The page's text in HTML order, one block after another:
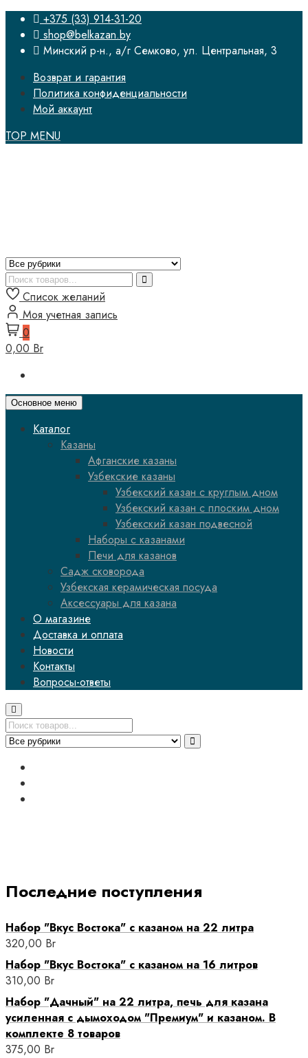
+375 (33) 914-31-20
shop@belkazan.by
Минский р-н., а/г Семково, ул. Центральная, 3
Возврат и гарантия
Политика конфиденциальности
Мой аккаунт
TOP MENU
Список желаний
Моя учетная запись
0
0,00 Br
Основное меню
Каталог
Казаны
Афганские казаны
Узбекские казаны
Узбекский казан с круглым дном
Узбекский казан с плоским дном
Узбекский казан подвесной
Наборы с казанами
Печи для казанов
Садж сковорода
Узбекская керамическая посуда
Аксессуары для казана
О магазине
Доставка и оплата
Новости
Контакты
Вопросы-ответы
Последние поступления
Набор "Вкус Востока" с казаном на 22 литра
320,00 Br
Набор "Вкус Востока" с казаном на 16 литров
310,00 Br
Набор "Дачный" на 22 литра, печь для казана
усиленная с дымоходом "Премиум" и казаном. В
комплекте 8 товаров
375,00 Br